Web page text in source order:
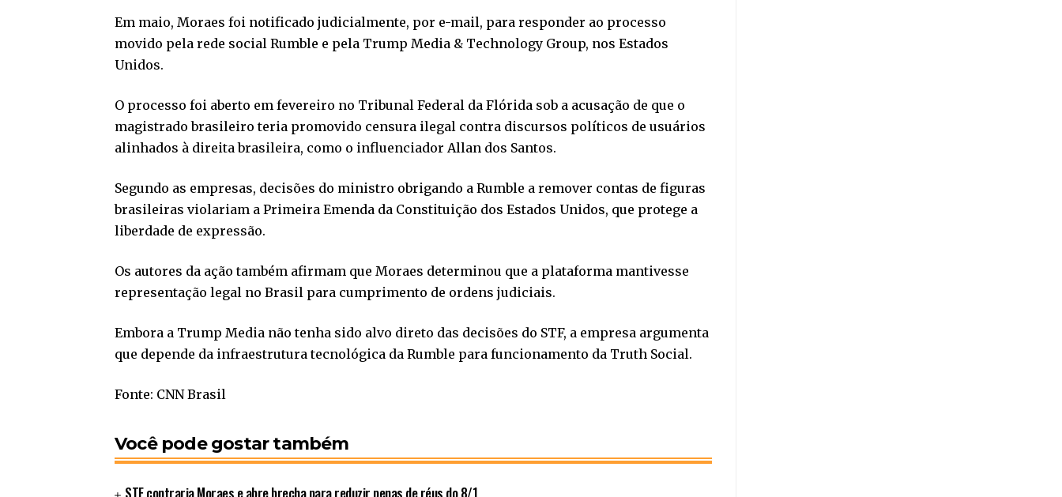
Em maio, Moraes foi notificado judicialmente, por e-mail, para responder ao processo
movido pela rede social Rumble e pela Trump Media & Technology Group, nos Estados
Unidos.
O processo foi aberto em fevereiro no Tribunal Federal da Flórida sob a acusação de que o
magistrado brasileiro teria promovido censura ilegal contra discursos políticos de usuários
alinhados à direita brasileira, como o influenciador Allan dos Santos.
Segundo as empresas, decisões do ministro obrigando a Rumble a remover contas de figuras
brasileiras violariam a Primeira Emenda da Constituição dos Estados Unidos, que protege a
liberdade de expressão.
Os autores da ação também afirmam que Moraes determinou que a plataforma mantivesse
representação legal no Brasil para cumprimento de ordens judiciais.
Embora a Trump Media não tenha sido alvo direto das decisões do STF, a empresa argumenta
que depende da infraestrutura tecnológica da Rumble para funcionamento da Truth Social.
Fonte: CNN Brasil
Você pode gostar também
STF contraria Moraes e abre brecha para reduzir penas de réus do 8/1